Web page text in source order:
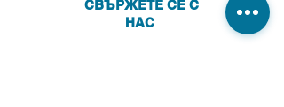
СВЪРЖЕТЕ СЕ С
НАС